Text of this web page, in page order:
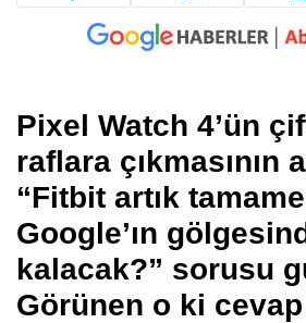
Pixel Watch 4’ün
raflara çıkmasının
“Fitbit artık
Google’ın
kalacak?” sorusu
Görünen o ki cevap